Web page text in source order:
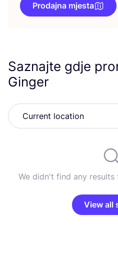
Prodajna mjesta
Saznajte gdje
Ginger
We didn't find any
View all